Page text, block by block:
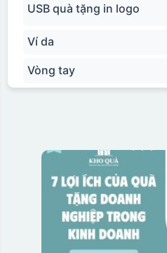
USB quà tặng in logo
Ví da
Vòng tay